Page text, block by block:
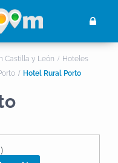
Castilla y León
Hoteles
Hotel Rural Porto